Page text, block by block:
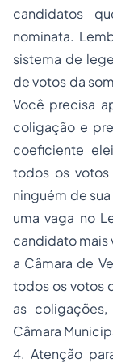
candidatos
nominata.
sistema de
de votos da
Você precisa
coligação e
coeficiente
todos os
ninguém de
uma vaga no
candidato mais
a Câmara de
todos os votos
as
Câmara
4. Atenção